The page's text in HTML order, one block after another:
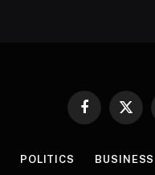
Facebook
X
POLITICS BUSINESS